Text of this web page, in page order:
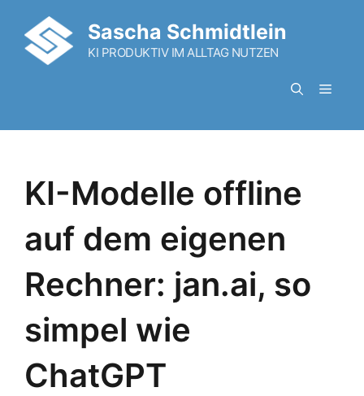
Inhalt
springen
Sascha Schmidtlein
KI PRODUKTIV IM ALLTAG NUTZEN
Menü
KI-Modelle offline
auf dem eigenen
Rechner: jan.ai, so
simpel wie
ChatGPT